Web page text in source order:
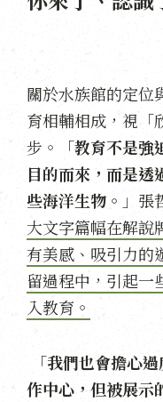
關於水族館的定
育相輔相成，視「
步。「教育不是強
目的而來，而是透
些海洋生物。 」張
大文字篇幅在解說
有美感、吸引力的
留過程中，引起一
入教育。
「我們也會擔心
作中心，但被展示